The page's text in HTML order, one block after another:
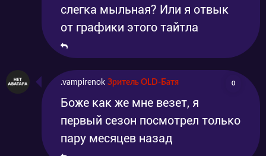
слегка мыльная? Или я отвык
от графики этого тайтла
.vampirenok Зритель OLD-Батя 0
Боже как же мне везет, я
первый сезон посмотрел только
пару месяцев назад